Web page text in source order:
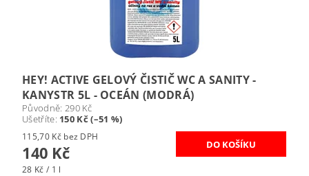
HEY! ACTIVE GELOVÝ ČISTIČ WC A SANITY -
KANYSTR 5L - OCEÁN (MODRÁ)
Původně: 290 Kč
Ušetříte: 150 Kč (–51 %)
115,70 Kč bez DPH
140 Kč
28 Kč / 1 l